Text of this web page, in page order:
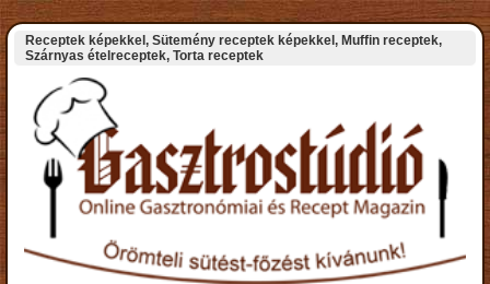
Receptek képekkel, Sütemény receptek képekkel, Muffin receptek,
Szárnyas ételreceptek, Torta receptek